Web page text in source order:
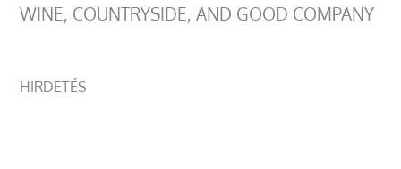
WINE, COUNTRYSIDE, AND GOOD COMPANY
HIRDETÉS